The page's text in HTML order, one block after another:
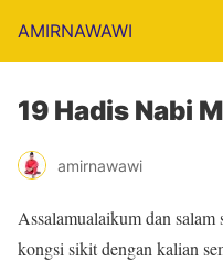
AMIRNAWAWI
19 Hadis Nabi
amirnawawi
Assalamualaikum dan
kongsi sikit dengan kalian